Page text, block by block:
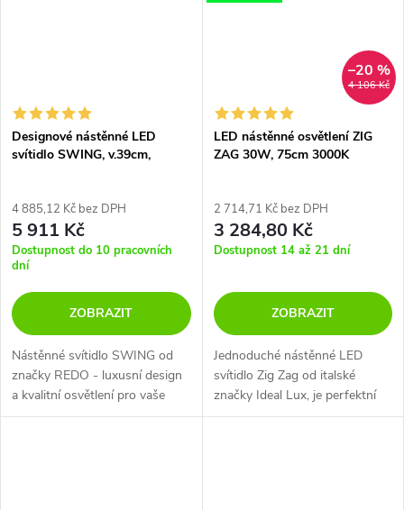
Designové nástěnné LED
svítidlo SWING, v.39cm,
4 885,12 Kč bez DPH
5 911 Kč
Dostupnost do 10 pracovních
dní
ZOBRAZIT
Nástěnné svítidlo SWING od
značky REDO - luxusní design
a kvalitní osvětlení pro vaše
interiéry.
4 106 Kč
–20 %
LED nástěnné osvětlení ZIG
ZAG 30W, 75cm 3000K
2 714,71 Kč bez DPH
3 284,80 Kč
Dostupnost 14 až 21 dní
ZOBRAZIT
Jednoduché nástěnné LED
svítidlo Zig Zag od italské
značky Ideal Lux, je perfektní
volbou pro osvětlení chodby,